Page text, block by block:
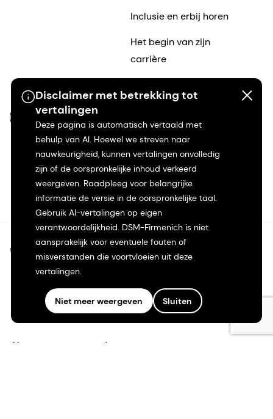
Disclaimer met betrekking tot
vertalingen
Deze pagina is automatisch vertaald met
behulp van AI. Hoewel we streven naar
nauwkeurigheid, kunnen vertalingen onvolledig
zijn of de oorspronkelijke inhoud verkeerd
weergeven. Raadpleeg voor belangrijke
informatie de versie in de oorspronkelijke taal.
Gebruik AI-vertalingen op eigen
verantwoordelijkheid. DSM-Firmenich is niet
aansprakelijk voor eventuele fouten of
misverstanden die voortvloeien uit deze
vertalingen.
Niet meer weergeven Sluiten
Inclusie en erbij horen
Het begin van zijn
carrière
NL-NL
©2026 dsm-firmenich. Alle rechten voorbehouden.
Gebruiksvoorwaarden
Algemene voorwaarden